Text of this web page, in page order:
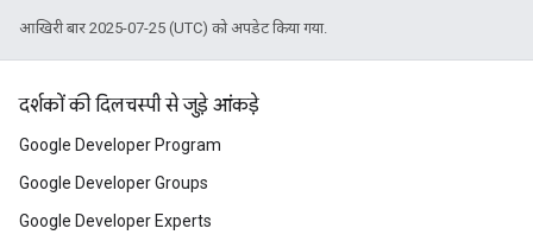
आखिरी बार 2025-07-25 (UTC) को अपडेट किया गया.
दर्शकों की दिलचस्पी से जुड़े आंकड़े
Google Developer Program
Google Developer Groups
Google Developer Experts